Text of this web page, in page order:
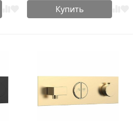
Купить